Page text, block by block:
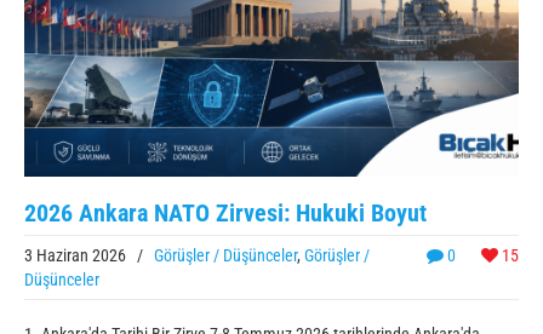
2026 Ankara NATO Zirvesi: Hukuki Boyut
0 15
3 Haziran 2026 / Görüşler / Düşünceler, Görüşler /
Düşünceler